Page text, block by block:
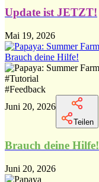
Update ist JETZT!
Mai 19, 2026
Brauch deine Hilfe!
#Tutorial
#Feedback
Juni 20, 2026
Teilen
Brauch deine Hilfe!
Juni 20, 2026